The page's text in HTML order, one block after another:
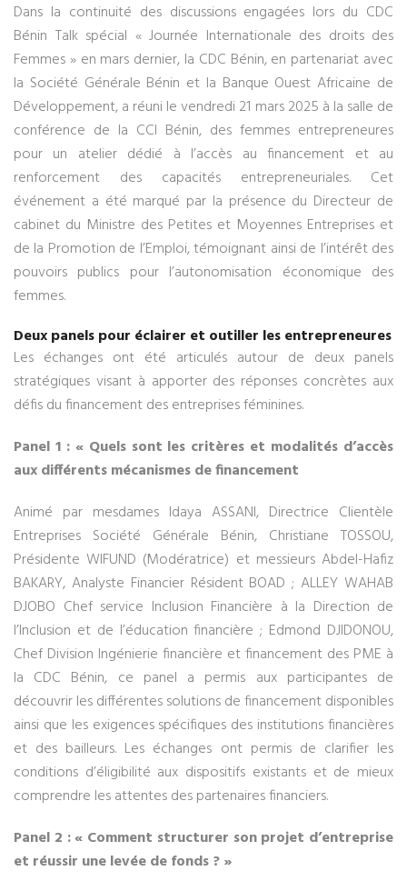
Dans la continuité des discussions engagées lors du CDC
Bénin Talk spécial « Journée Internationale des droits des
Femmes » en mars dernier, la CDC Bénin, en partenariat avec
la Société Générale Bénin et la Banque Ouest Africaine de
Développement, a réuni le vendredi 21 mars 2025 à la salle de
conférence de la CCI Bénin, des femmes entrepreneures
pour un atelier dédié à l’accès au financement et au
renforcement des capacités entrepreneuriales. Cet
événement a été marqué par la présence du Directeur de
cabinet du Ministre des Petites et Moyennes Entreprises et
de la Promotion de l’Emploi, témoignant ainsi de l’intérêt des
pouvoirs publics pour l’autonomisation économique des
femmes.
Deux panels pour éclairer et outiller les entrepreneures
Les échanges ont été articulés autour de deux panels
stratégiques visant à apporter des réponses concrètes aux
défis du financement des entreprises féminines.
Panel 1 : « Quels sont les critères et modalités d’accès
aux différents mécanismes de financement
Animé par mesdames Idaya ASSANI, Directrice Clientèle
Entreprises Société Générale Bénin, Christiane TOSSOU,
Présidente WIFUND (Modératrice) et messieurs Abdel-Hafiz
BAKARY, Analyste Financier Résident BOAD ; ALLEY WAHAB
DJOBO Chef service Inclusion Financière à la Direction de
l’Inclusion et de l’éducation financière ; Edmond DJIDONOU,
Chef Division Ingénierie financière et financement des PME à
la CDC Bénin, ce panel a permis aux participantes de
découvrir les différentes solutions de financement disponibles
ainsi que les exigences spécifiques des institutions financières
et des bailleurs. Les échanges ont permis de clarifier les
conditions d’éligibilité aux dispositifs existants et de mieux
comprendre les attentes des partenaires financiers.
Panel 2 : « Comment structurer son projet d’entreprise
et réussir une levée de fonds ? »